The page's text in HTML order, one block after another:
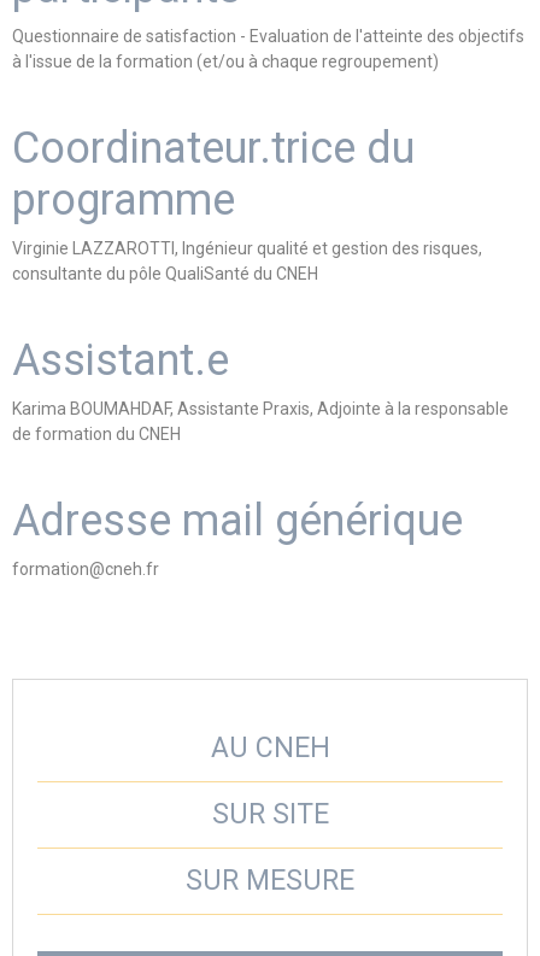
Questionnaire de satisfaction - Evaluation de l'atteinte des objectifs
à l'issue de la formation (et/ou à chaque regroupement)
Coordinateur.trice du
programme
Virginie LAZZAROTTI, Ingénieur qualité et gestion des risques,
consultante du pôle QualiSanté du CNEH
Assistant.e
Karima BOUMAHDAF, Assistante Praxis, Adjointe à la responsable
de formation du CNEH
Adresse mail générique
formation@cneh.fr
AU CNEH
SUR SITE
SUR MESURE